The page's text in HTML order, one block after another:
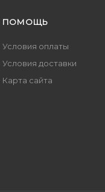
ПОМОЩЬ
Условия оплаты
Условия доставки
Карта сайта